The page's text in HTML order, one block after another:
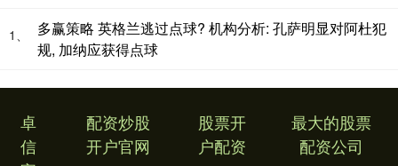
1、
多赢策略 英格兰逃过点球? 机构分析: 孔萨明显对阿杜犯
规, 加纳应获得点球
卓
信
配资炒股
开户官网
股票开
户配资
最大的股票
配资公司